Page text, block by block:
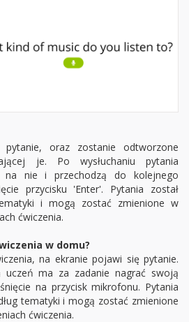
oraz zostanie odtworzone
je. Po wysłuchaniu pytania
na nie i przechodzą do kolejnego
przycisku 'Enter'. Pytania został
i mogą zostać zmienione w
ćwiczenia.
w domu?
na ekranie pojawi się pytanie.
ma za zadanie nagrać swoją
na przycisk mikrofonu. Pytania
tematyki i mogą zostać zmienione
ćwiczenia.